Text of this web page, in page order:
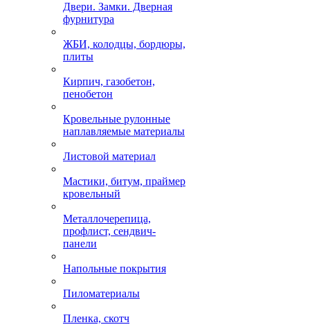
Двери. Замки. Дверная
фурнитура
ЖБИ, колодцы, бордюры,
плиты
Кирпич, газобетон,
пенобетон
Кровельные рулонные
наплавляемые материалы
Листовой материал
Мастики, битум, праймер
кровельный
Металлочерепица,
профлист, сендвич-
панели
Напольные покрытия
Пиломатериалы
Пленка, скотч